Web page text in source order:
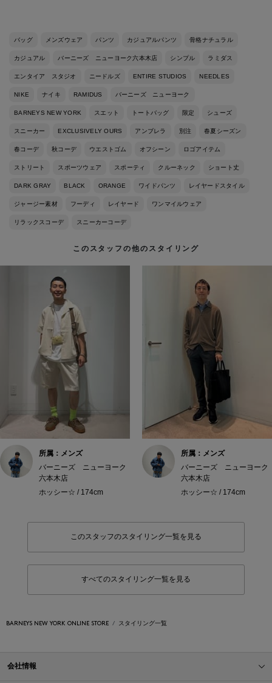
バッグ メンズウェア パンツ カジュアルパンツ 骨格ナチュラル
カジュアル バーニーズ ニューヨーク六本木店 シンプル ラミダス
エンタイア スタジオ ニードルズ ENTIRE STUDIOS NEEDLES
NIKE ナイキ RAMIDUS バーニーズ ニューヨーク
BARNEYS NEW YORK スエット トートバッグ 限定 シューズ
スニーカー EXCLUSIVELY OURS アンブレラ 別注 春夏シーズン
春コーデ 秋コーデ ウエストゴム オフシーン ロゴアイテム
ストリート スポーツウェア スポーティ クルーネック ショート丈
DARK GRAY BLACK ORANGE ワイドパンツ レイヤードスタイル
ジャージー素材 フーディ レイヤード ワンマイルウェア
リラックスコーデ スニーカーコーデ
このスタッフの他のスタイリング
所属：メンズ
バーニーズ ニューヨーク
六本木店
ホッシー☆ / 174cm
所属：メンズ
バーニーズ ニューヨーク
六本木店
ホッシー☆ / 174cm
このスタッフのスタイリング一覧を見る
すべてのスタイリング一覧を見る
BARNEYS NEW YORK ONLINE STORE スタイリング一覧
会社情報